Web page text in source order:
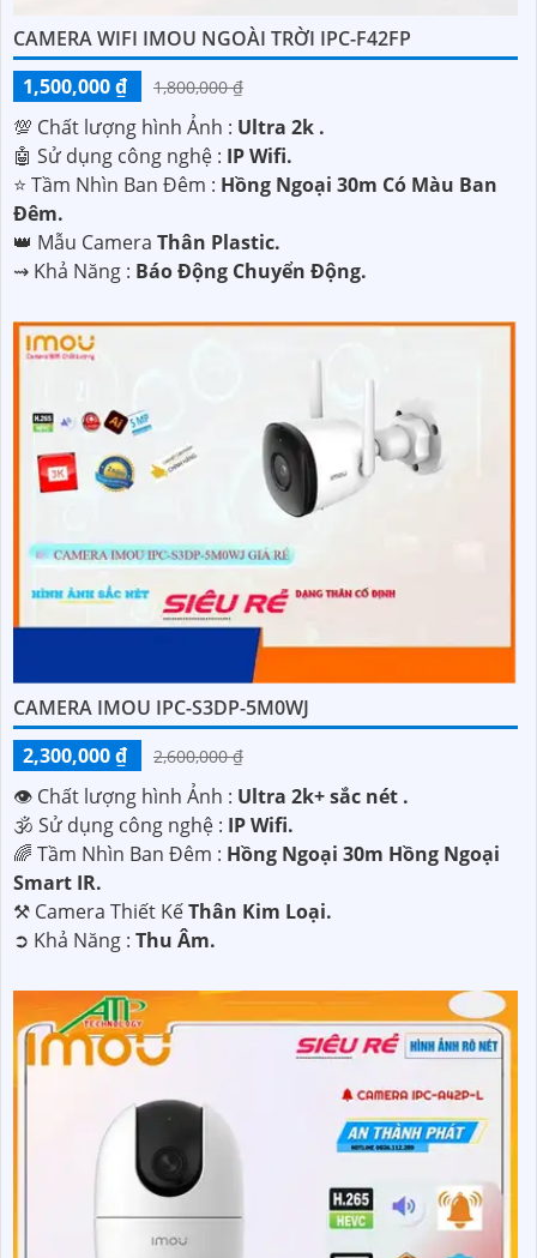
CAMERA WIFI IMOU NGOÀI TRỜI IPC-F42FP
1,500,000 ₫
1,800,000 ₫
💯 Chất lượng hình Ảnh : Ultra 2k .
🤖️ Sử dụng công nghệ : IP Wifi.
⭐ Tầm Nhìn Ban Đêm : Hồng Ngoại 30m Có Màu Ban
Đêm.
👑 Mẫu Camera Thân Plastic.
️⇝ Khả Năng : Báo Động Chuyển Động.
CAMERA IMOU IPC-S3DP-5M0WJ
2,300,000 ₫
2,600,000 ₫
👁 Chất lượng hình Ảnh : Ultra 2k+ sắc nét .
🕉️ Sử dụng công nghệ : IP Wifi.
🌈 Tầm Nhìn Ban Đêm : Hồng Ngoại 30m Hồng Ngoại
Smart IR.
⚒ Camera Thiết KếThân Kim Loại.
️➲ Khả Năng : Thu Âm.